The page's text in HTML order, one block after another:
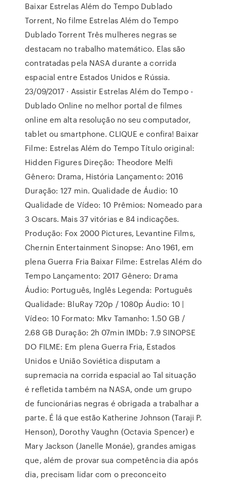
Baixar Estrelas Além do Tempo Dublado
Torrent, No filme Estrelas Além do Tempo
Dublado Torrent Três mulheres negras se
destacam no trabalho matemático. Elas são
contratadas pela NASA durante a corrida
espacial entre Estados Unidos e Rússia.
23/09/2017 · Assistir Estrelas Além do Tempo -
Dublado Online no melhor portal de filmes
online em alta resolução no seu computador,
tablet ou smartphone. CLIQUE e confira! Baixar
Filme: Estrelas Além do Tempo Título original:
Hidden Figures Direção: Theodore Melfi
Gênero: Drama, História Lançamento: 2016
Duração: 127 min. Qualidade de Áudio: 10
Qualidade de Vídeo: 10 Prêmios: Nomeado para
3 Oscars. Mais 37 vitórias e 84 indicações.
Produção: Fox 2000 Pictures, Levantine Films,
Chernin Entertainment Sinopse: Ano 1961, em
plena Guerra Fria Baixar Filme: Estrelas Além do
Tempo Lançamento: 2017 Gênero: Drama
Áudio: Português, Inglês Legenda: Português
Qualidade: BluRay 720p / 1080p Áudio: 10 |
Vídeo: 10 Formato: Mkv Tamanho: 1.50 GB /
2.68 GB Duração: 2h 07min IMDb: 7.9 SINOPSE
DO FILME: Em plena Guerra Fria, Estados
Unidos e União Soviética disputam a
supremacia na corrida espacial ao Tal situação
é refletida também na NASA, onde um grupo
de funcionárias negras é obrigada a trabalhar a
parte. É lá que estão Katherine Johnson (Taraji P.
Henson), Dorothy Vaughn (Octavia Spencer) e
Mary Jackson (Janelle Monáe), grandes amigas
que, além de provar sua competência dia após
dia, precisam lidar com o preconceito